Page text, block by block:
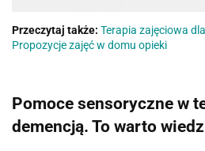
Przeczytaj także: Terapia zajęciowa
Propozycje zajęć w domu opieki
Pomoce sensoryczne w
demencją. To warto